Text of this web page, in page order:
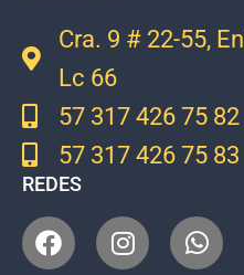
Cra. 9 # 22-55,
Lc 66
57 317 426 75 82
57 317 426 75 83
REDES